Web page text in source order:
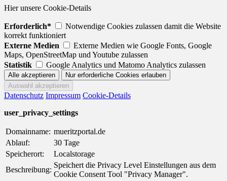
Hier unsere Cookie-Details
Erforderlich*
Notwendige Cookies zulassen damit die Website
korrekt funktioniert
Externe Medien
Externe Medien wie Google Fonts, Google
Maps, OpenStreetMap und Youtube zulassen
Statistik
Google Analytics und Matomo Analytics zulassen
Datenschutz Impressum Cookie-Details
user_privacy_settings
Domainname: mueritzportal.de
Ablauf:
30 Tage
Speicherort:
Localstorage
Beschreibung:
Speichert die Privacy Level Einstellungen aus dem
Cookie Consent Tool "Privacy Manager".